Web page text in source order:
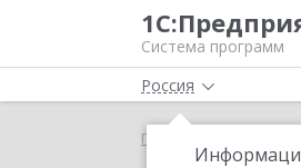
Система программ
Россия
Главная